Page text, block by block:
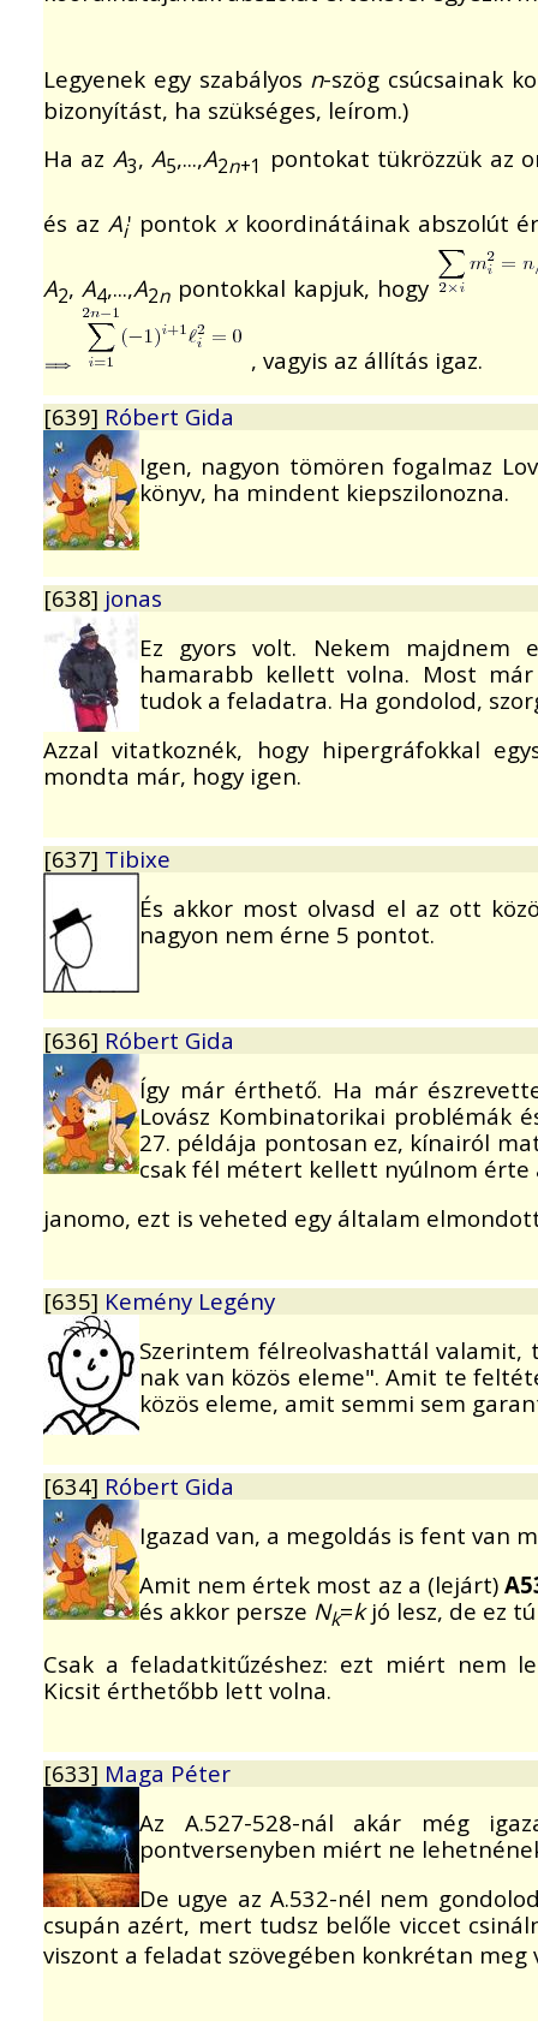
Legyenek egy szabályos n-szög csúcsainak
bizonyítást, ha szükséges, leírom.)
Ha az A3,A5,...,A2n+1 pontokat tükrözzük az
és az Ai' pontokxkoordinátáinak abszolút
A2,A4,...,A2n pontokkal kapjuk, hogy
, vagyis az állítás igaz.
[639] Róbert Gida
Igen, nagyon tömören fogalmaz
könyv, ha mindent kiepszilonozna.
[638] jonas
Ez gyors volt. Nekem majdnem
hamarabb kellett volna. Most
tudok a feladatra. Ha gondolod,
Azzal vitatkoznék, hogy hipergráfokkal
mondta már, hogy igen.
[637] Tibixe
És akkor most olvasd el az ott
nagyon nem érne 5 pontot.
[636] Róbert Gida
Így már érthető. Ha már
Lovász Kombinatorikai problémák
27. példája pontosan ez, kínairól
csak fél métert kellett nyúlnom érte
janomo, ezt is veheted egy általam
[635] Kemény Legény
Szerintem félreolvashattál valamit,
nak van közös eleme". Amit te
közös eleme, amit semmi sem
[634] Róbert Gida
Igazad van, a megoldás is fent van
Amit nem értek most az a (lejárt)
és akkor persze Nk=kjó lesz, de ez
Csak a feladatkitűzéshez: ezt miért nem
Kicsit érthetőbb lett volna.
[633] Maga Péter
Az A.527-528-nál akár még
pontversenyben miért ne
De ugye az A.532-nél nem
csupán azért, mert tudsz belőle viccet
viszont a feladat szövegében konkrétan meg